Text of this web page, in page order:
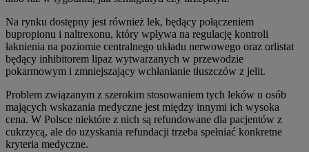
Na rynku dostępny jest również lek, będący połączeniem
bupropionu i naltrexonu, który wpływa na regulację kontroli
łaknienia na poziomie centralnego układu nerwowego oraz orlistat
będący inhibitorem lipaz wytwarzanych w przewodzie
pokarmowym i zmniejszający wchłanianie tłuszczów z jelit.
Problem związanym z szerokim stosowaniem tych leków u osób
mających wskazania medyczne jest między innymi ich wysoka
cena. W Polsce niektóre z nich są refundowane dla pacjentów z
cukrzycą, ale do uzyskania refundacji trzeba spełniać konkretne
kryteria medyczne.